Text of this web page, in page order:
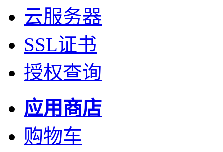
云服务器
SSL证书
授权查询
应用商店
购物车